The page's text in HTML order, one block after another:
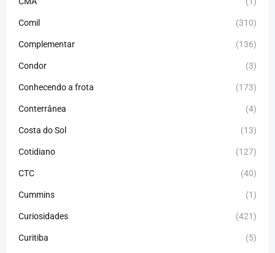
Comil (310)
Complementar (136)
Condor (3)
Conhecendo a frota (173)
Conterrânea (4)
Costa do Sol (13)
Cotidiano (127)
CTC (40)
Cummins (1)
Curiosidades (421)
Curitiba (5)